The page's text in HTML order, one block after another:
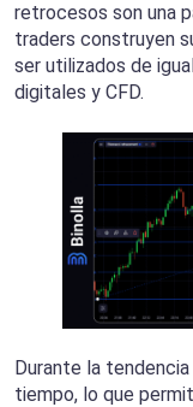
retrocesos son una
traders construyen
ser utilizados de
digitales y CFD.
Durante la
tiempo, lo que